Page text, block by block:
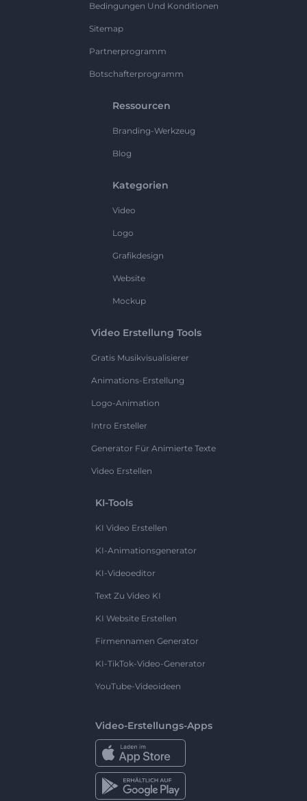
Bedingungen Und Konditionen
Sitemap
Partnerprogramm
Botschafterprogramm
Ressourcen
Branding-Werkzeug
Blog
Kategorien
Video
Logo
Grafikdesign
Website
Mockup
Video Erstellung Tools
Gratis Musikvisualisierer
Animations-Erstellung
Logo-Animation
Intro Ersteller
Generator Für Animierte Texte
Video Erstellen
KI-Tools
KI Video Erstellen
KI-Animationsgenerator
KI-Videoeditor
Text Zu Video KI
KI Website Erstellen
Firmennamen Generator
KI-TikTok-Video-Generator
YouTube-Videoideen
Video-Erstellungs-Apps